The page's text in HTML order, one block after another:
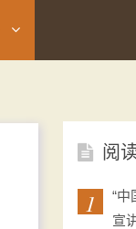
阅
1
“中
宣